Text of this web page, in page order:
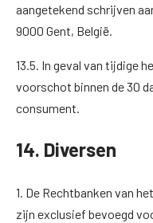
aangetekend schrijven
9000 Gent, België.
13.5. In geval van tijdige
voorschot binnen de 30
consument.
14. Diversen
1. De Rechtbanken van
zijn exclusief bevoegd